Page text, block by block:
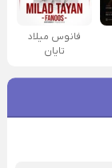
فانوس میلاد
تایان